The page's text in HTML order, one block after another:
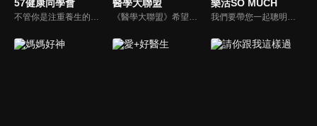
57健康同學會 醫學大聯盟 樂活SO MUCH